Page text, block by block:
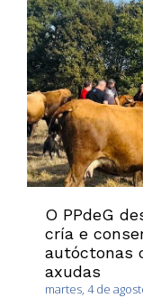
O PPdeG
cría e
autóctonas
axudas
martes, 4 de